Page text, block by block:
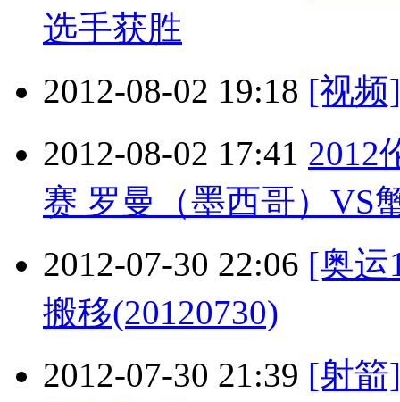
选手获胜
2012-08-02 19:18 [视频
2012-08-02 17:41 2012
赛 罗曼（墨西哥）VS
2012-07-30 22:06 [奥运
搬移(20120730)
2012-07-30 21:39 [射箭